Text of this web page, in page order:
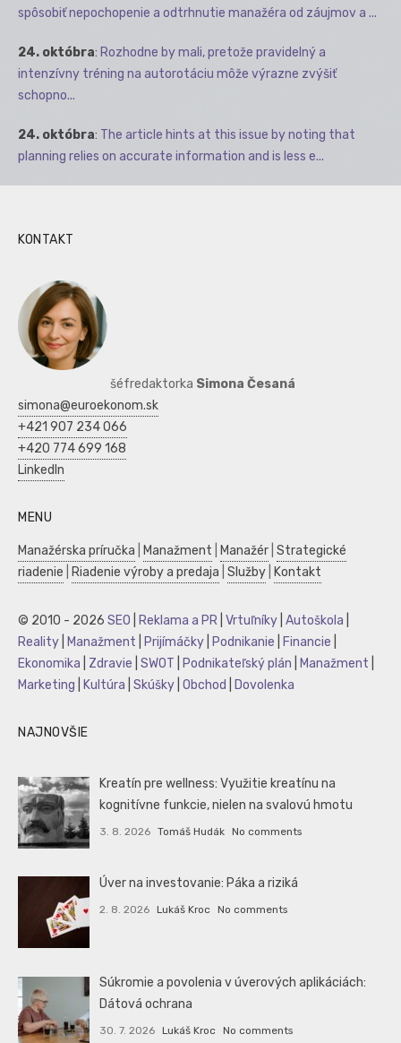
spôsobiť nepochopenie a odtrhnutie manažéra od záujmov a ...
24. októbra: Rozhodne by mali, pretože pravidelný a
intenzívny tréning na autorotáciu môže výrazne zvýšiť
schopno...
24. októbra: The article hints at this issue by noting that
planning relies on accurate information and is less e...
KONTAKT
šéfredaktorka Simona Česaná
simona@euroekonom.sk
+421 907 234 066
+420 774 699 168
LinkedIn
MENU
Manažérska príručka Manažment Manažér Strategické
riadenie
Riadenie výroby a predaja Služby Kontakt
© 2010 - 2026 SEO Reklama a PR Vrtuľníky Autoškola
Reality
Manažment Prijímáčky Podnikanie Financie
Ekonomika
Zdravie SWOT Podnikateľský plán Manažment
Marketing
Kultúra Skúšky Obchod Dovolenka
NAJNOVŠIE
Kreatín pre wellness: Využitie kreatínu na
kognitívne funkcie, nielen na svalovú hmotu
3. 8. 2026 Tomáš Hudák No comments
Úver na investovanie: Páka a riziká
2. 8. 2026 Lukáš Kroc No comments
Súkromie a povolenia v úverových aplikáciách:
Dátová ochrana
30. 7. 2026 Lukáš Kroc No comments